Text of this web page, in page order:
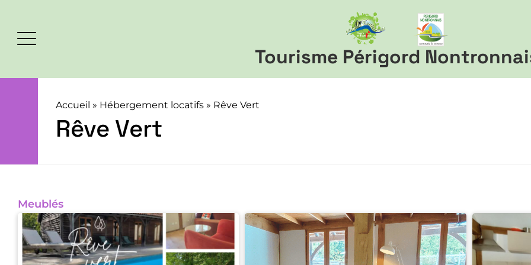
Tourisme Périgord
Accueil » Hébergement locatifs» Rêve Vert
Rêve Vert
Meublés